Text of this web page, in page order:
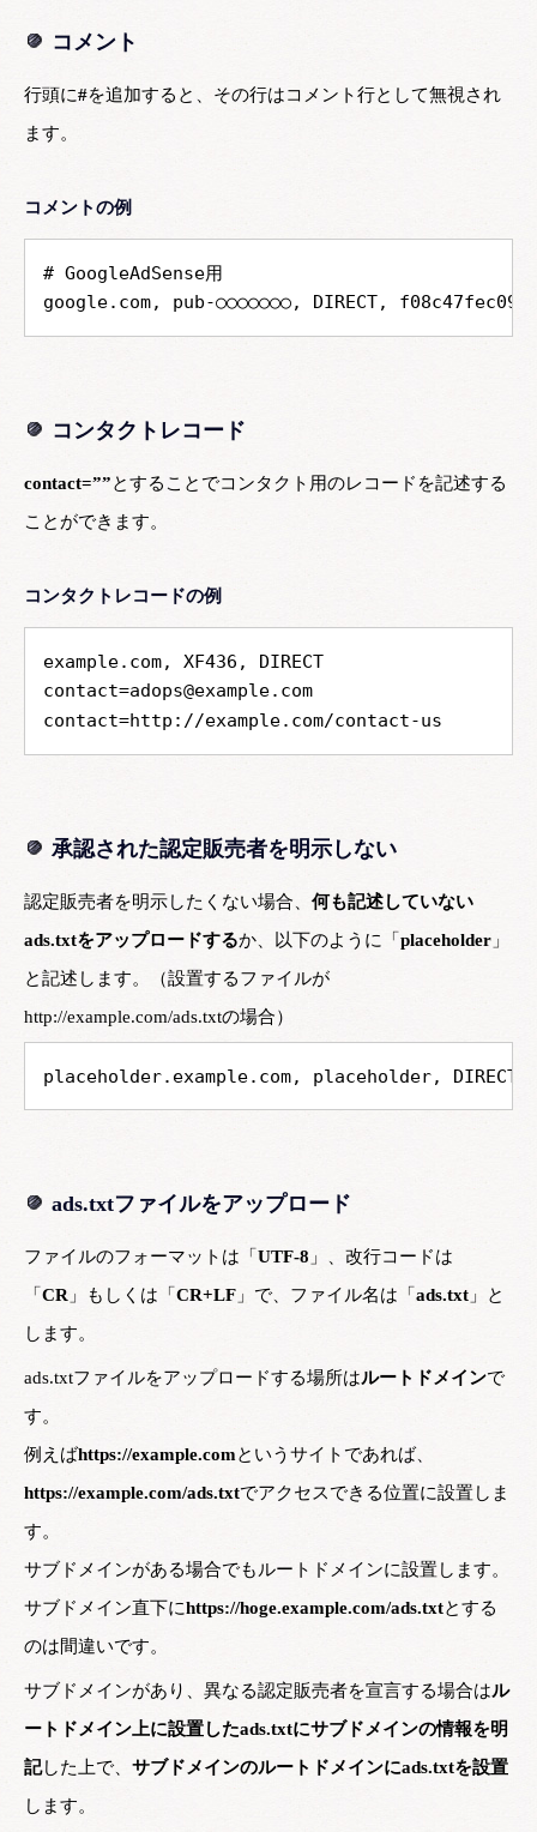
コメント
行頭に#を追加すると、その行はコメント行として無視され
ます。
コメントの例
# GoogleAdSense用
google.com, pub-○○○○○○○, DIRECT,
コンタクトレコード
contact=””とすることでコンタクト用のレコードを記述する
ことができます。
コンタクトレコードの例
example.com, XF436, DIRECT
contact=adops@example.com
contact=http://example.com/contact-us
承認された認定販売者を明示しない
認定販売者を明示したくない場合、 何も記述していない
ads.txtをアップロードするか、以下のように「 placeholder 」
と記述します。（設置するファイルが
http://example.com/ads.txtの場合）
placeholder.example.com, placeholder,
ads.txtファイルをアップロード
ファイルのフォーマットは「 UTF-8 」、改行コードは
「 CR 」もしくは「 CR+LF 」で、ファイル名は「 ads.txt 」と
します。
ads.txtファイルをアップロードする場所はルートドメインで
す。
例えばhttps://example.comというサイトであれば、
https://example.com/ads.txtでアクセスできる位置に設置しま
す。
サブドメインがある場合でもルートドメインに設置します。
サブドメイン直下にhttps://hoge.example.com/ads.txtとする
のは間違いです。
サブドメインがあり、異なる認定販売者を宣言する場合はル
ートドメイン上に設置したads.txtにサブドメインの情報を明
記した上で、 サブドメインのルートドメインにads.txtを設置
します。